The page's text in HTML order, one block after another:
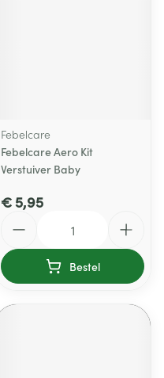
Febelcare
Febelcare Aero Kit
Verstuiver Baby
€ 5,95
Bestel